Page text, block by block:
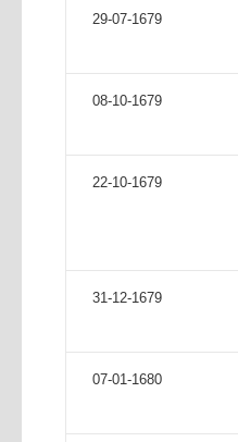
29-07-1679
08-10-1679
22-10-1679
31-12-1679
07-01-1680